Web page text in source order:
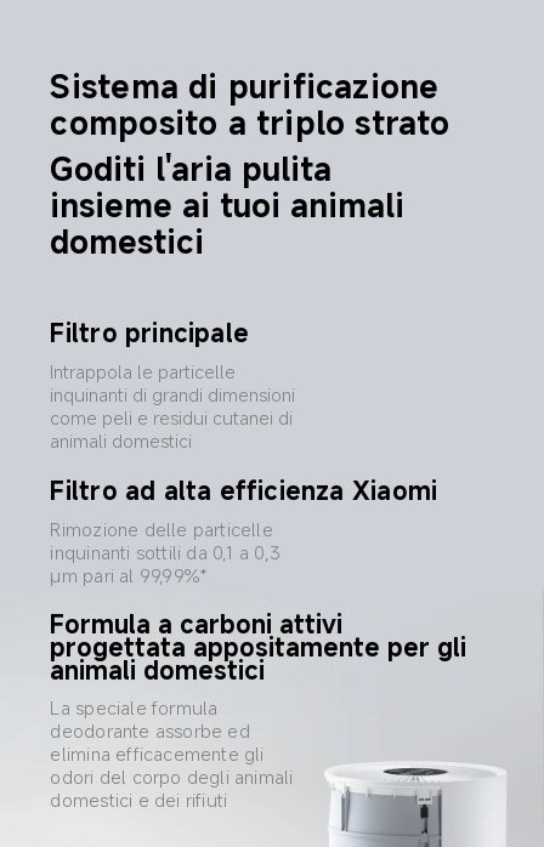
Sistema di purificazione
composito a triplo strato
Goditi l'aria pulita
insieme ai tuoi animali
domestici
Filtro principale
Intrappola le particelle
inquinanti di grandi dimensioni
come peli e residui cutanei di
animali domestici
Filtro ad alta efficienza Xiaomi
Rimozione delle particelle
inquinanti sottili da 0,1 a 0,3
μm pari al 99,99%*
Formula a carboni attivi
progettata appositamente per gli
animali domestici
La speciale formula
deodorante assorbe ed
elimina efficacemente gli
odori del corpo degli animali
domestici e dei rifiuti